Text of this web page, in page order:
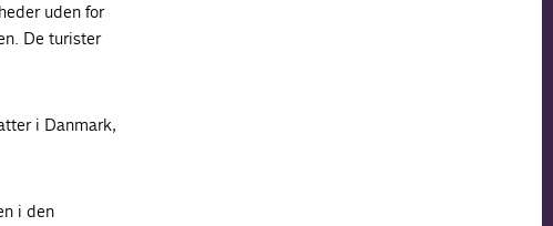
uden for
De turister
i Danmark,
i den